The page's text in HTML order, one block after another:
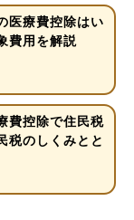
医療費控除はい
費用を解説
費控除で住民税
税のしくみとと